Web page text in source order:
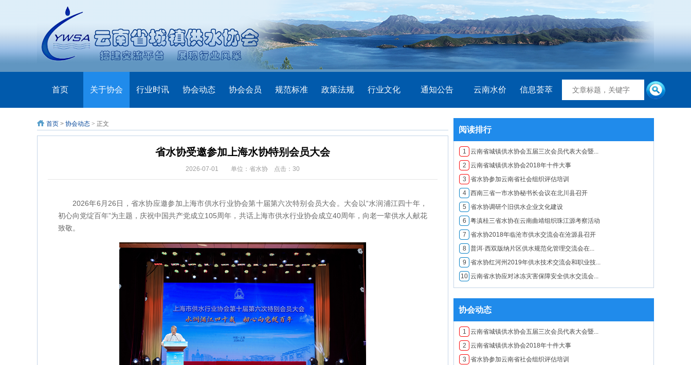
首页 关于协会 行业时讯 协会动态 协会会员 规范标准 政策法规 行业文化 通知公告 云南水价 信息荟萃
首页 > 协会动态 > 正文
省水协受邀参加上海水协特别会员大会
2026-07-01 单位：省水协 点击： 30
2026年6月26日，省水协应邀参加上海市供水行业协会第十届第六次特别会员大会。大会以“水润浦江四十年，
初心向党绽百年”为主题，庆祝中国共产党成立105周年，共话上海市供水行业协会成立40周年，向老一辈供水人献花
致敬。
阅读排行
1
云南省城镇供水协会五届三次会员代表大会暨...
2
云南省城镇供水协会2018年十件大事
3
省水协参加云南省社会组织评估培训
4
西南三省一市水协秘书长会议在北川县召开
5
省水协调研个旧供水企业文化建设
6
粤滇桂三省水协在云南曲靖组织珠江源考察活动
7
​省水协2018年临沧市供水交流会在沧源县召开
8
普洱·西双版纳片区供水规范化管理交流会在...
9
省水协红河州2019年供水技术交流会和职业技...
10 云南省水协应对冰冻灾害保障安全供水交流会...
协会动态
1
云南省城镇供水协会五届三次会员代表大会暨...
2
云南省城镇供水协会2018年十件大事
3
省水协参加云南省社会组织评估培训